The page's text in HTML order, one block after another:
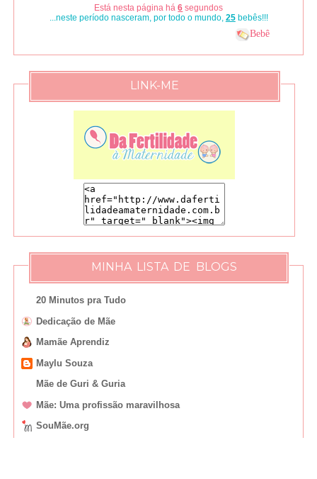
Está nesta página há7 segundos
...neste período nasceram, por todo o mundo, 29bebês!!!
Bebê
LINK-ME
MINHA LISTA DE BLOGS
20 Minutos pra Tudo
Dedicação de Mãe
Mamãe Aprendiz
Maylu Souza
Mãe de Guri & Guria
Mãe: Uma profissão maravilhosa
SouMãe.org